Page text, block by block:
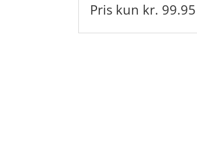
Pris kun kr. 99.95